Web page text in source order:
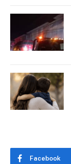
Facebook